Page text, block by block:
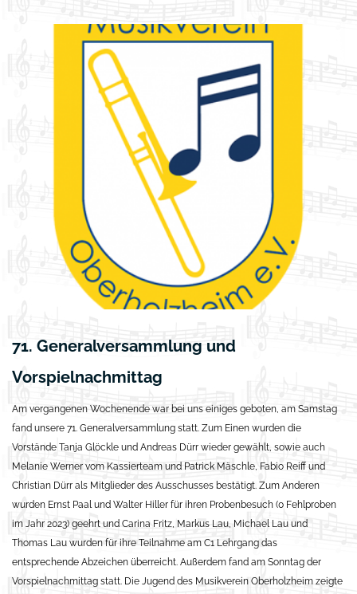
71. Generalversammlung und
Vorspielnachmittag
Am vergangenen Wochenende war bei uns einiges geboten, am Samstag
fand unsere 71. Generalversammlung statt. Zum Einen wurden die
Vorstände Tanja Glöckle und Andreas Dürr wieder gewählt, sowie auch
Melanie Werner vom Kassierteam und Patrick Mäschle, Fabio Reiff und
Christian Dürr als Mitglieder des Ausschusses bestätigt. Zum Anderen
wurden Ernst Paal und Walter Hiller für ihren Probenbesuch (0 Fehlproben
im Jahr 2023) geehrt und Carina Fritz, Markus Lau, Michael Lau und
Thomas Lau wurden für ihre Teilnahme am C1 Lehrgang das
entsprechende Abzeichen überreicht. Außerdem fand am Sonntag der
Vorspielnachmittag statt. Die Jugend des Musikverein Oberholzheim zeigte